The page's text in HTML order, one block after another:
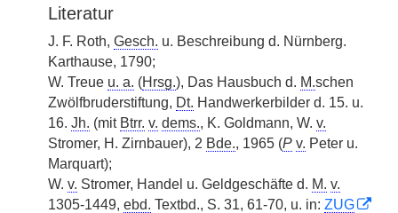
Literatur
J. F. Roth, Gesch. u. Beschreibung d. Nürnberg.
Karthause, 1790;
W. Treue u. a. (Hrsg.), Das Hausbuch d. M.schen
Zwölfbruderstiftung, Dt. Handwerkerbilder d. 15. u.
16. Jh. (mit Btrr. v. dems., K. Goldmann, W. v.
Stromer, H. Zirnbauer), 2 Bde., 1965 (P v. Peter u.
Marquart);
W. v. Stromer, Handel u. Geldgeschäfte d. M. v.
1305-1449, ebd. Textbd., S. 31, 61-70, u. in: ZUG